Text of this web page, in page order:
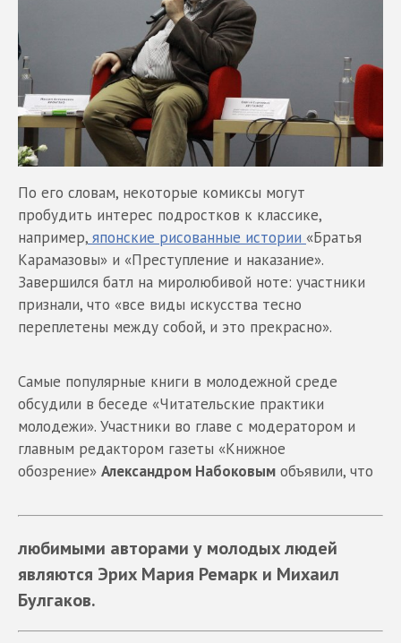
По его словам, некоторые комиксы могут
пробудить интерес подростков к классике,
например, японские рисованные истории «Братья
Карамазовы» и «Преступление и наказание».
Завершился батл на миролюбивой ноте: участники
признали, что «все виды искусства тесно
переплетены между собой, и это прекрасно».
Самые популярные книги в молодежной среде
обсудили в беседе «Читательские практики
молодежи». Участники во главе с модератором и
главным редактором газеты «Книжное
обозрение» Александром Набоковым объявили, что
любимыми авторами у молодых людей
являются Эрих Мария Ремарк и Михаил
Булгаков.